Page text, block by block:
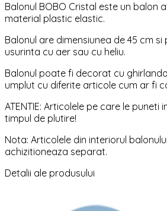
Balonul BOBO Cristal este un balon
material plastic elastic.
Balonul are dimensiunea de 45 cm
usurinta cu aer sau cu heliu.
Balonul poate fi decorat cu
umplut cu diferite articole cum ar fi
ATENTIE: Articolele pe care le puneti
timpul de plutire!
Nota: Articolele din interiorul
achizitioneaza separat.
Detalii ale produsului